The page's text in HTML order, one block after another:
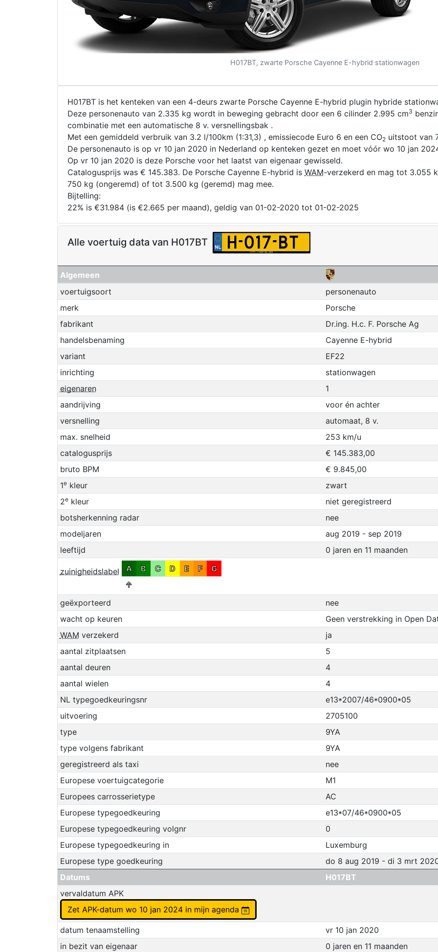
H017BT, zwarte Porsche Cayenne E-hybrid stationwagen
H017BT is het kenteken van een 4-deurs zwarte Porsche Cayenne E-hybrid plugin hybride
Deze personenauto van 2.335 kg wordt in beweging gebracht door een 6 cilinder 2.995 cm3
combinatie met een automatische 8 v. versnellingsbak .
Met een gemiddeld verbruik van 3.2 l/100km (1:31,3) , emissiecode Euro 6 en een CO2 uitstoot van
De personenauto is op vr 10 jan 2020 in Nederland op kenteken gezet en moet vóór wo 10 jan
Op vr 10 jan 2020 is deze Porsche voor het laatst van eigenaar gewisseld.
Catalogusprijs was € 145.383. De Porsche Cayenne E-hybrid is WAM-verzekerd en mag tot 3.055
750 kg (ongeremd) of tot 3.500 kg (geremd) mag mee.
Bijtelling:
22% is €31.984 (is €2.665 per maand), geldig van 01-02-2020 tot 01-02-2025
Alle voertuig data van H017BT
Algemeen
voertuigsoort
personenauto
merk
Porsche
fabrikant
Dr.ing. H.c. F. Porsche Ag
handelsbenaming
Cayenne E-hybrid
variant
EF22
inrichting
stationwagen
eigenaren
1
aandrijving
voor én achter
versnelling
automaat, 8 v.
max. snelheid
253 km/u
catalogusprijs
€ 145.383,00
bruto BPM
€ 9.845,00
1ekleur
zwart
2ekleur
niet geregistreerd
botsherkenning radar
nee
modeljaren
aug 2019 - sep 2019
leeftijd
0 jaren en 11 maanden
zuinigheidslabel A B C D E F
G
↑
geëxporteerd
nee
wacht op keuren
Geen verstrekking in Open
WAM verzekerd
ja
aantal zitplaatsen
5
aantal deuren
4
aantal wielen
4
NL typegoedkeuringsnr
e13*2007/46*0900*05
uitvoering
2705100
type
9YA
type volgens fabrikant
9YA
geregistreerd als taxi
nee
Europese voertuigcategorie
M1
Europees carrosserietype
AC
Europese typegoedkeuring
e13*07/46*0900*05
Europese typegoedkeuring volgnr
0
Europese typegoedkeuring in
Luxemburg
Europese type goedkeuring
do 8 aug 2019 - di 3 mrt
Datums
H017BT
vervaldatum APK
Zet APK-datum wo 10 jan 2024 in mijn agenda
datum tenaamstelling
vr 10 jan 2020
in bezit van eigenaar
0 jaren en 11 maanden